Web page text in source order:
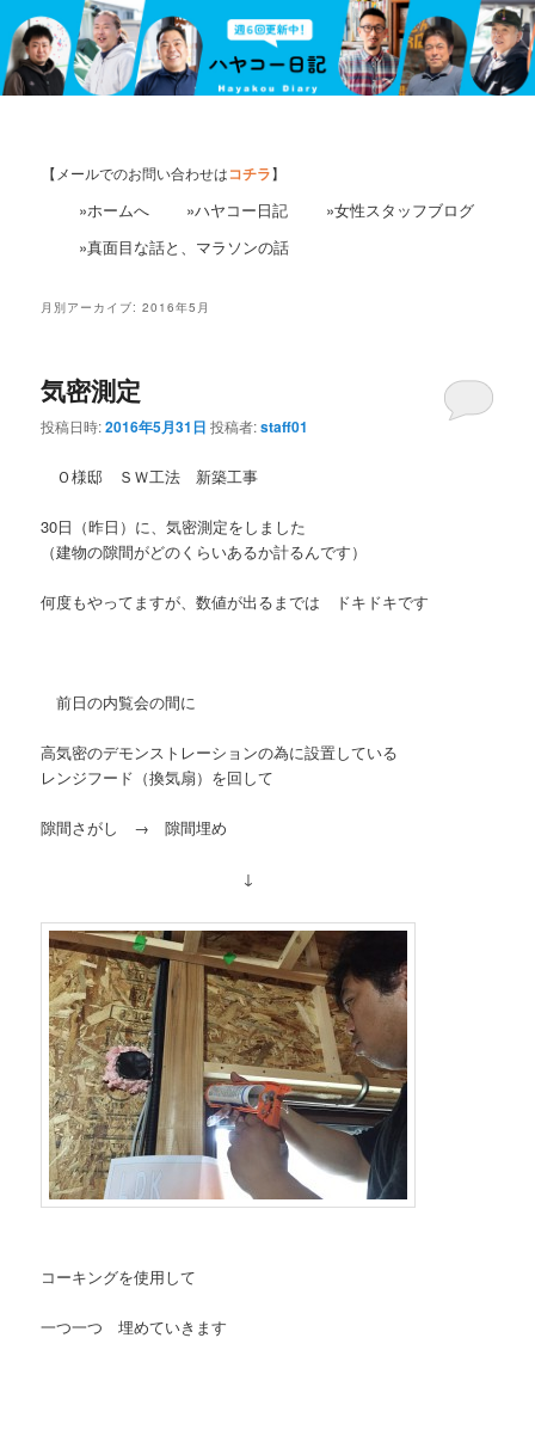
【メールでのお問い合わせはコチラ】
»ホームへ »ハヤコー日記
»女性スタッフブログ
»真面目な話と、マラソンの話
月別アーカイブ:2016年5月
気密測定
投稿日時:2016年5月31日 投稿者:staff01
Ｏ様邸 ＳＷ工法 新築工事
30日（昨日）に、気密測定をしました
（建物の隙間がどのくらいあるか計るんです）
何度もやってますが、数値が出るまでは ドキドキです
前日の内覧会の間に
高気密のデモンストレーションの為に設置している
レンジフード（換気扇）を回して
隙間さがし → 隙間埋め
↓
コーキングを使用して
一つ一つ 埋めていきます